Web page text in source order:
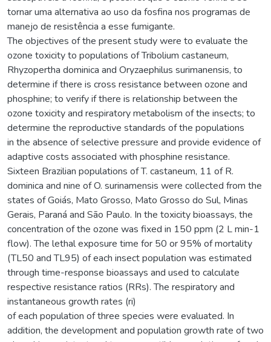
tornar uma alternativa ao uso da fosfina nos programas de
manejo de resistência a esse fumigante.
The objectives of the present study were to evaluate the
ozone toxicity to populations of Tribolium castaneum,
Rhyzopertha dominica and Oryzaephilus surimanensis, to
determine if there is cross resistance between ozone and
phosphine; to verify if there is relationship between the
ozone toxicity and respiratory metabolism of the insects; to
determine the reproductive standards of the populations
in the absence of selective pressure and provide evidence of
adaptive costs associated with phosphine resistance.
Sixteen Brazilian populations of T. castaneum, 11 of R.
dominica and nine of O. surinamensis were collected from the
states of Goiás, Mato Grosso, Mato Grosso do Sul, Minas
Gerais, Paraná and São Paulo. In the toxicity bioassays, the
concentration of the ozone was fixed in 150 ppm (2 L min-1
flow). The lethal exposure time for 50 or 95% of mortality
(TL50 and TL95) of each insect population was estimated
through time-response bioassays and used to calculate
respective resistance ratios (RRs). The respiratory and
instantaneous growth rates (ri)
of each population of three species were evaluated. In
addition, the development and population growth rate of two